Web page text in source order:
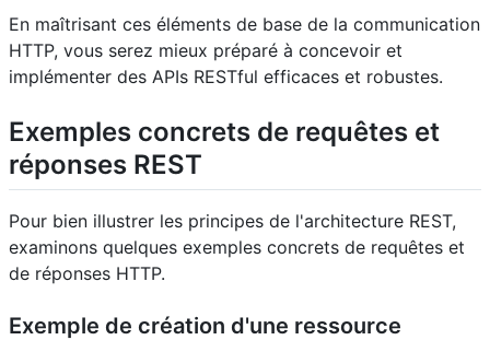
En maîtrisant ces éléments de base de la communication
HTTP, vous serez mieux préparé à concevoir et
implémenter des APIs RESTful efficaces et robustes.
Exemples concrets de requêtes et
réponses REST
Pour bien illustrer les principes de l'architecture REST,
examinons quelques exemples concrets de requêtes et
de réponses HTTP.
Exemple de création d'une ressource